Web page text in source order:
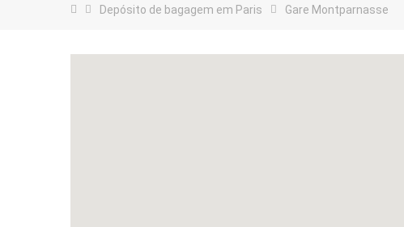
(829 reviews)
Depósito de bagagem em Paris Gare Montparnasse